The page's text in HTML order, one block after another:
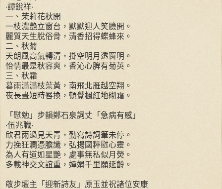
‧譚銳祥‧
一、茉莉花秋開
一枝濃艷立窗台，默默迎人笑臉開。
麗質天生脫俗骨，清香招得蝶蜂來。
二、秋菊
天朗風高氣轉清，掛空明月透窗明。
怡情最是秋容爽，香沁心脾有菊英。
三、秋霜
暮雨瀟瀟枝葉黃，南飛北雁越空翔。
夜長晝短時晷換，頓覺楓紅地砌霜。
「慰勉」步韻鄭石泉詞丈「急病有感」
‧伍兆職‧
欣君雨過見天青，勤寫詩詞筆未停。
力挽狂瀾憑膽識，弘揚國粹慰心靈。
為人有道如星艷，處事無私似月熒。
多載神交文誼重，嬋娟千里願延齡。
敬步壇主「迎新詩友」原玉並祝諸位安康